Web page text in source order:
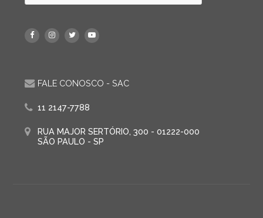
FALE CONOSCO - SAC
11 2147-7788
RUA MAJOR SERTÓRIO, 300 - 01222-000
SÃO PAULO - SP